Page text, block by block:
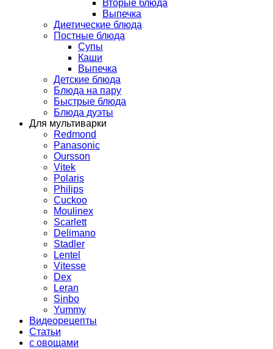
Вторые блюда
Выпечка
Диетические блюда
Постные блюда
Супы
Каши
Выпечка
Детские блюда
Блюда на пару
Быстрые блюда
Блюда дуэты
Для мультиварки
Redmond
Panasonic
Oursson
Vitek
Polaris
Philips
Cuckoo
Moulinex
Scarlett
Delimano
Stadler
Lentel
Vitesse
Dex
Leran
Sinbo
Yummy
Видеорецепты
Статьи
с овощами